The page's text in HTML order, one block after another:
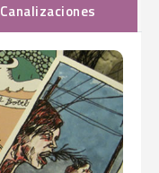
Canalizaciones